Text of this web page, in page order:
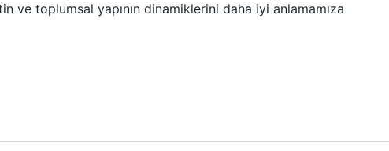
ve toplumsal yapının dinamiklerini daha iyi anlamamıza